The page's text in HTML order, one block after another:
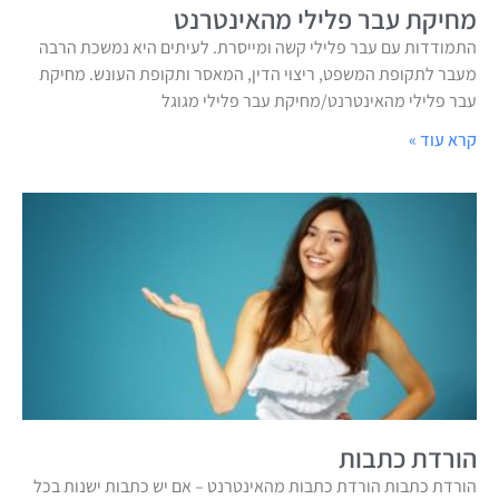
מחיקת עבר פלילי מהאינטרנט
התמודדות עם עבר פלילי קשה ומייסרת. לעיתים היא נמשכת הרבה
מעבר לתקופת המשפט, ריצוי הדין, המאסר ותקופת העונש. מחיקת
עבר פלילי מהאינטרנט/מחיקת עבר פלילי מגוגל
קרא עוד »
הורדת כתבות
הורדת כתבות הורדת כתבות מהאינטרנט – אם יש כתבות ישנות בכל